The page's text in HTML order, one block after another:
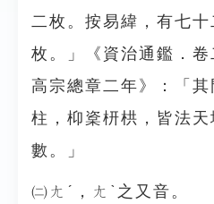
二枚。按易緯，有七
枚。」《資治通鑑．卷
高宗總章二年》：「
柱，枊楶枅栱，皆法天
數。」
㈡ㄤˊ，ㄤˋ之又音。